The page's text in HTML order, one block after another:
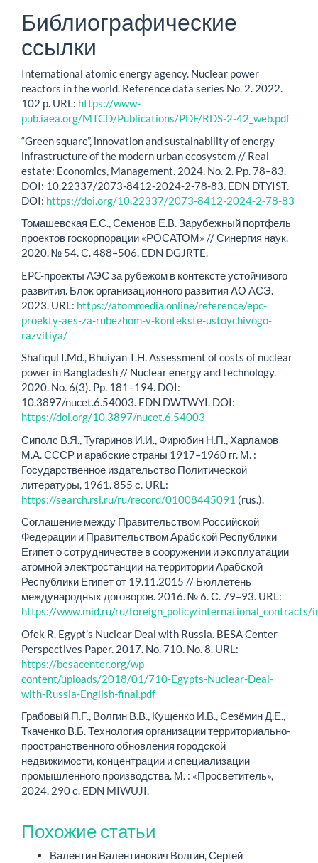
Библиографические
ссылки
International atomic energy agency. Nuclear power
reactors in the world. Reference data series No. 2. 2022.
102 p. URL: https://www-
pub.iaea.org/MTCD/Publications/PDF/RDS-2-42_web.pdf
“Green square”, innovation and sustainability of energy
infrastructure of the modern urban ecosystem // Real
estate: Economics, Management. 2024. No. 2. Рр. 78–83.
DOI: 10.22337/2073-8412-2024-2-78-83. EDN DTYIST.
DOI: https://doi.org/10.22337/2073-8412-2024-2-78-83
Томашевская Е.С., Семенов Е.В. Зарубежный портфель
проектов госкорпорации «РОСАТОМ» // Синергия наук.
2020. № 54. С. 488–506. EDN DGJRTE.
EPC-проекты АЭС за рубежом в контексте устойчивого
развития. Блок организационного развития АО АСЭ.
2023. URL: https://atommedia.online/reference/epc-
proekty-aes-za-rubezhom-v-kontekste-ustoychivogo-
razvitiya/
Shafiqul I.Md., Bhuiyan T.H. Assessment of costs of nuclear
power in Bangladesh // Nuclear energy and technology.
2020. No. 6(3). Pp. 181–194. DOI:
10.3897/nucet.6.54003. EDN DWTWYI. DOI:
https://doi.org/10.3897/nucet.6.54003
Сиполс В.Я., Тугаринов И.И., Фирюбин Н.П., Харламов
М.А. СССР и арабские страны 1917–1960 гг. М. :
Государственное издательство Политической
литературы, 1961. 855 с. URL:
https://search.rsl.ru/ru/record/01008445091 (rus.).
Соглашение между Правительством Российской
Федерации и Правительством Арабской Республики
Египет о сотрудничестве в сооружении и эксплуатации
атомной электростанции на территории Арабской
Республики Египет от 19.11.2015 // Бюллетень
международных договоров. 2016. № 6. С. 79–93. URL:
https://www.mid.ru/ru/foreign_policy/
Ofek R. Egypt’s Nuclear Deal with Russia. BESA Center
Perspectives Paper. 2017. No. 710. No. 8. URL:
https://besacenter.org/wp-
content/uploads/2018/01/710-Egypts-Nuclear-Deal-
with-Russia-English-final.pdf
Грабовый П.Г., Волгин В.В., Кущенко И.В., Сезёмин Д.Е.,
Ткаченко В.Б. Технология организации территориально-
пространственного обновления городской
недвижимости, концентрации и специализации
промышленного производства. М. : «Просветитель»,
2024. 290 с. EDN MIWUJI.
Похожие статьи
Валентин Валентинович Волгин, Сергей